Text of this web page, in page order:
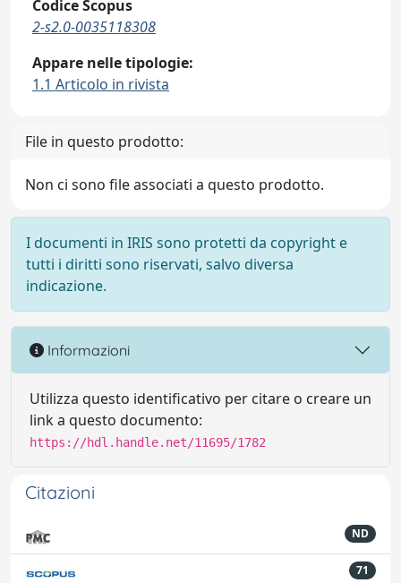
Codice Scopus
2-s2.0-0035118308
Appare nelle tipologie:
1.1 Articolo in rivista
File in questo prodotto:
Non ci sono file associati a questo prodotto.
I documenti in IRIS sono protetti da copyright e
tutti i diritti sono riservati, salvo diversa
indicazione.
Informazioni
Utilizza questo identificativo per citare o creare un
link a questo documento:
https://hdl.handle.net/11695/1782
Citazioni
ND
71